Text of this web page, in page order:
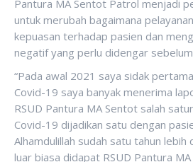
Pantura MA Sentot Patrol menjadi
untuk merubah bagaimana
kepuasan terhadap pasien dan
negatif yang perlu didengar
“Pada awal 2021 saya sidak
Covid-19 saya banyak menerima
RSUD Pantura MA Sentot salah
Covid-19 dijadikan satu dengan
Alhamdulillah sudah satu tahun
luar biasa didapat RSUD Pantura